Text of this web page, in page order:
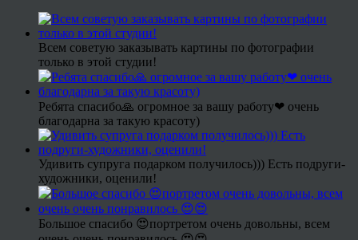
Всем советую заказывать картины по фотографии
только в этой студии!
Ребята спасибо🙏 огромное за вашу работу❤ очень
благодарна за такую красоту)
Удивить супруга подарком получилось))) Есть подруги-
художники, оценили!
Большое спасибо 😍портретом очень довольны, всем